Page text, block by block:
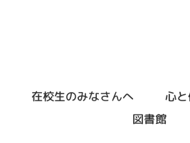
在校生のみなさんへ 心
図書館